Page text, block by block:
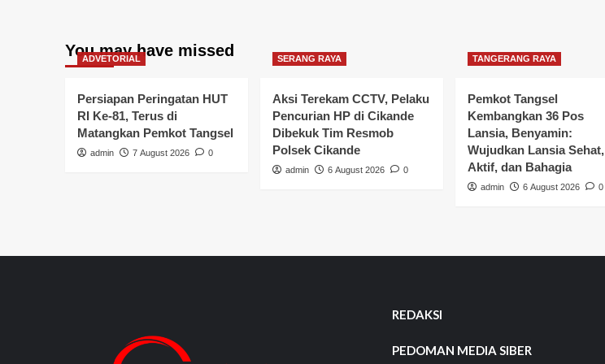
Carenang
You may have missed
ADVETORIAL
Persiapan Peringatan HUT
RI Ke-81, Terus di
Matangkan Pemkot Tangsel
admin 7 August 2026 0
SERANG RAYA
Aksi Terekam CCTV, Pelaku
Pencurian HP di Cikande
Dibekuk Tim Resmob
Polsek Cikande
admin 6 August 2026 0
TANGERANG RAYA
Pemkot Tangsel
Kembangkan 36 Pos
Lansia, Benyamin:
Wujudkan Lansia Sehat,
Aktif, dan Bahagia
admin 6 August 2026 0
REDAKSI
PEDOMAN MEDIA SIBER